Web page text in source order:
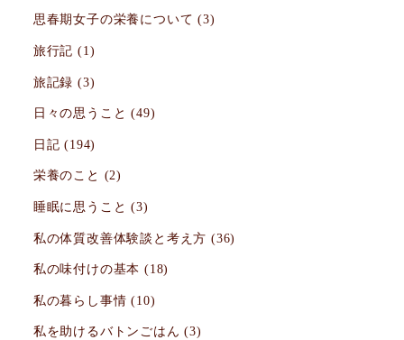
思春期女子の栄養について (3)
旅行記 (1)
旅記録 (3)
日々の思うこと (49)
日記 (194)
栄養のこと (2)
睡眠に思うこと (3)
私の体質改善体験談と考え方 (36)
私の味付けの基本 (18)
私の暮らし事情 (10)
私を助けるバトンごはん (3)